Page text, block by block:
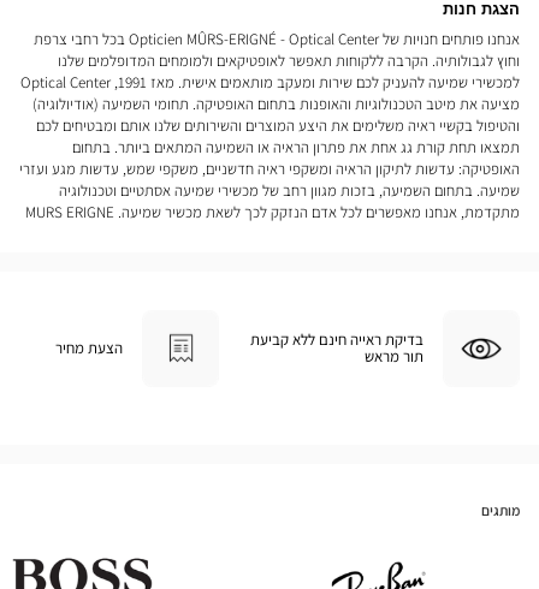
הצגת חנות
אנחנו פותחים חנויות של Opticien MÛRS-ERIGNÉ - Optical Center בכל רחבי צרפת
וחוץ לגבולותיה. הקרבה ללקוחות תאפשר לאופטיקאים ולמומחים המדופלמים שלנו
למכשירי שמיעה להעניק לכם שירות ומעקב מותאמים אישית. מאז 1991, Optical Center
מציעה את מיטב הטכנולוגיות והאופנות בתחום האופטיקה. תחומי השמיעה (אודיולוגיה)
והטיפול בקשיי ראיה משלימים את היצע המוצרים והשירותים שלנו אותם ומבטיחים לכם
תמצאו תחת קורת גג אחת את פתרון הראיה או השמיעה המתאים ביותר. בתחום
האופטיקה: עדשות לתיקון הראיה ומשקפי ראיה חדשניים, משקפי שמש, עדשות מגע ועזרי
שמיעה. בתחום השמיעה, בזכות מגוון רחב של מכשירי שמיעה אסתטיים וטכנולוגיה
מתקדמת, אנחנו מאפשרים לכל אדם הנזקק לכך לשאת מכשיר שמיעה. MURS ERIGNE
בדיקת ראייה חינם ללא קביעת
תור מראש
הצעת מחיר
מותגים